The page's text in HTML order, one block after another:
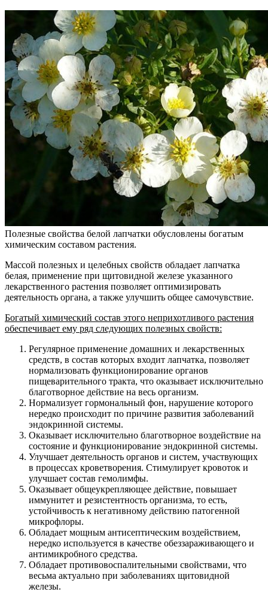
Полезные свойства белой лапчатки обусловлены богатым
химическим составом растения.
Массой полезных и целебных свойств обладает лапчатка
белая, применение при щитовидной железе указанного
лекарственного растения позволяет оптимизировать
деятельность органа, а также улучшить общее самочувствие.
Богатый химический состав этого неприхотливого растения
обеспечивает ему ряд следующих полезных свойств:
Регулярное применение домашних и лекарственных
средств, в состав которых входит лапчатка, позволяет
нормализовать функционирование органов
пищеварительного тракта, что оказывает исключительно
благотворное действие на весь организм.
Нормализует гормональный фон, нарушение которого
нередко происходит по причине развития заболеваний
эндокринной системы.
Оказывает исключительно благотворное воздействие на
состояние и функционирование эндокринной системы.
Улучшает деятельность органов и систем, участвующих
в процессах кроветворения. Стимулирует кровоток и
улучшает состав гемолимфы.
Оказывает общеукрепляющее действие, повышает
иммунитет и резистентность организма, то есть,
устойчивость к негативному действию патогенной
микрофлоры.
Обладает мощным антисептическим воздействием,
нередко используется в качестве обеззараживающего и
антимикробного средства.
Обладает противовоспалительными свойствами, что
весьма актуально при заболеваниях щитовидной
железы.